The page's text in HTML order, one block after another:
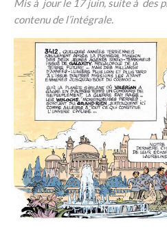
Mis à jour le 17 juin, suite à des
contenu de l’intégrale.